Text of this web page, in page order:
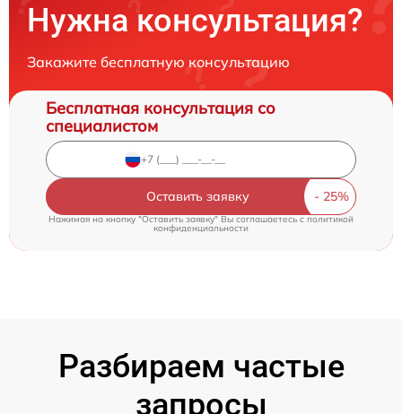
Нужна консультация?
Закажите бесплатную консультацию
Бесплатная консультация со
специалистом
Оставить заявку
Нажимая на кнопку "Оставить заявку" Вы соглашаетесь cполитикой
конфиденциальности
Разбираем частые
запросы